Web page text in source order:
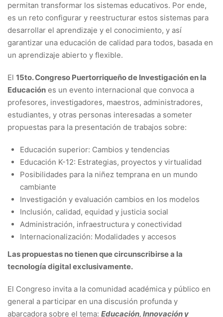
permitan transformar los sistemas educativos. Por ende,
es un reto configurar y reestructurar estos sistemas para
desarrollar el aprendizaje y el conocimiento, y así
garantizar una educación de calidad para todos, basada en
un aprendizaje abierto y flexible.
El 15to. Congreso Puertorriqueño de Investigación en la
Educación es un evento internacional que convoca a
profesores, investigadores, maestros, administradores,
estudiantes, y otras personas interesadas a someter
propuestas para la presentación de trabajos sobre:
Educación superior: Cambios y tendencias
Educación K-12: Estrategias, proyectos y virtualidad
Posibilidades para la niñez temprana en un mundo
cambiante
Investigación y evaluación cambios en los modelos
Inclusión, calidad, equidad y justicia social
Administración, infraestructura y conectividad
Internacionalización: Modalidades y accesos
Las propuestas no tienen que circunscribirse a la
tecnología digital exclusivamente.
El Congreso invita a la comunidad académica y público en
general a participar en una discusión profunda y
abarcadora sobre el tema: Educación, Innovación y